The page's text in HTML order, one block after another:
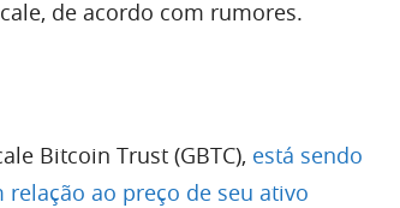
de acordo com rumores.
Bitcoin Trust (GBTC), está sendo
ao preço de seu ativo